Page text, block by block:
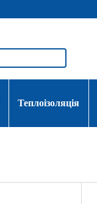
Теплоізоляція